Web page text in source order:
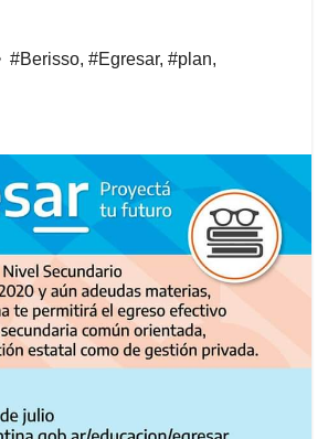
#Berisso, #Egresar, #plan,